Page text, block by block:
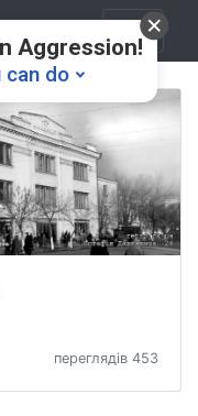
переглядів 453
Aggression!
can do
❤